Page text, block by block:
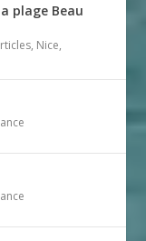
plage Beau
, Nice,